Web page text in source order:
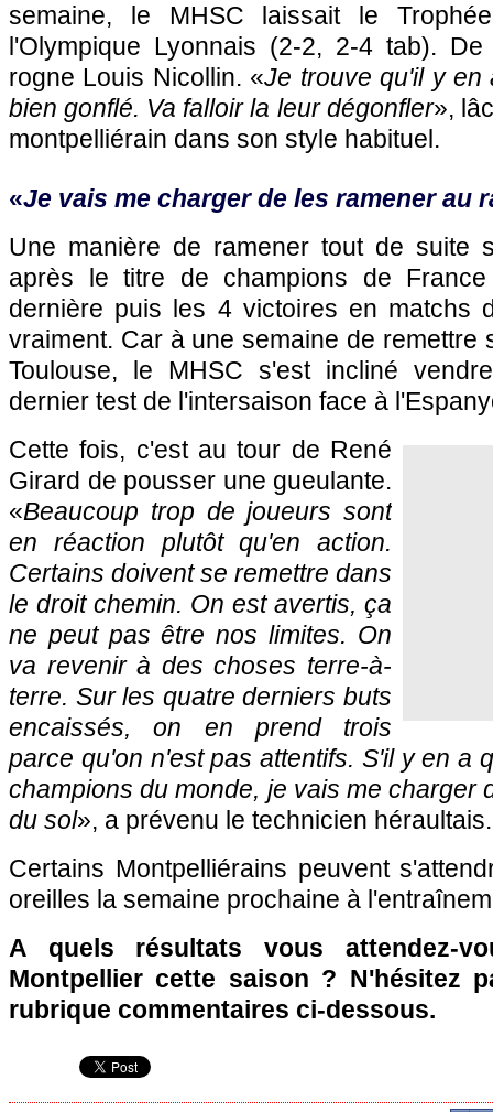
semaine, le MHSC laissait le
l'Olympique Lyonnais (2-2, 2-4 tab).
rogne Louis Nicollin. «Je trouve qu'il y en
bien gonflé. Va falloir la leur dégonfler»,
montpelliérain dans son style habituel.
«Je vais me charger de les ramener au
Une manière de ramener tout de suite
après le titre de champions de
dernière puis les 4 victoires en matchs
vraiment. Car à une semaine de remettre
Toulouse, le MHSC s'est incliné
dernier test de l'intersaison face à
Cette fois, c'est au tour de René
Girard de pousser une gueulante.
«Beaucoup trop de joueurs sont
en réaction plutôt qu'en action.
Certains doivent se remettre dans
le droit chemin. On est avertis, ça
ne peut pas être nos limites. On
va revenir à des choses terre-à-
terre. Sur les quatre derniers buts
encaissés, on en prend trois
parce qu'on n'est pas attentifs. S'il y en a
champions du monde, je vais me charger
du sol», a prévenu le technicien héraultais.
Certains Montpelliérains peuvent
oreilles la semaine prochaine à
A quels résultats vous attendez-
Montpellier cette saison ? N'hésitez
rubrique commentaires ci-dessous.